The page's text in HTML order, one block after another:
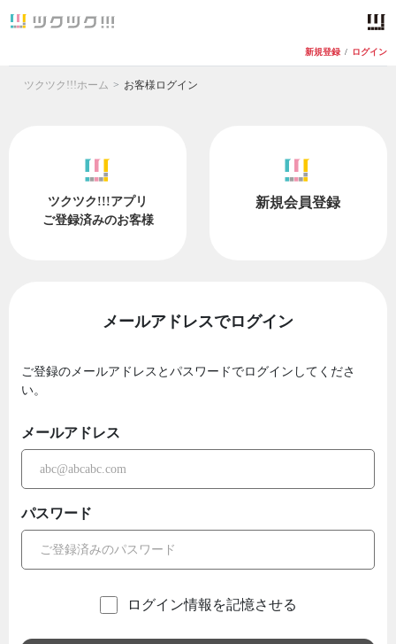
新規登録 / ログイン
ツクツク!!!ホーム お客様ログイン
ツクツク!!!アプリ
ご登録済みのお客様
新規会員登録
メールアドレスでログイン
ご登録のメールアドレスとパスワードでログインしてくださ
い。
メールアドレス
パスワード
ログイン情報を記憶させる